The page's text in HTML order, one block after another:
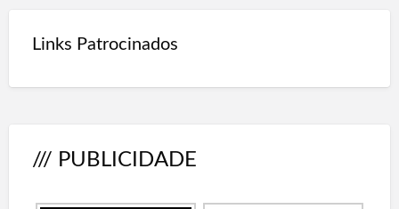
Links Patrocinados
/// PUBLICIDADE